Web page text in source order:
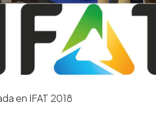
en IFAT 2018